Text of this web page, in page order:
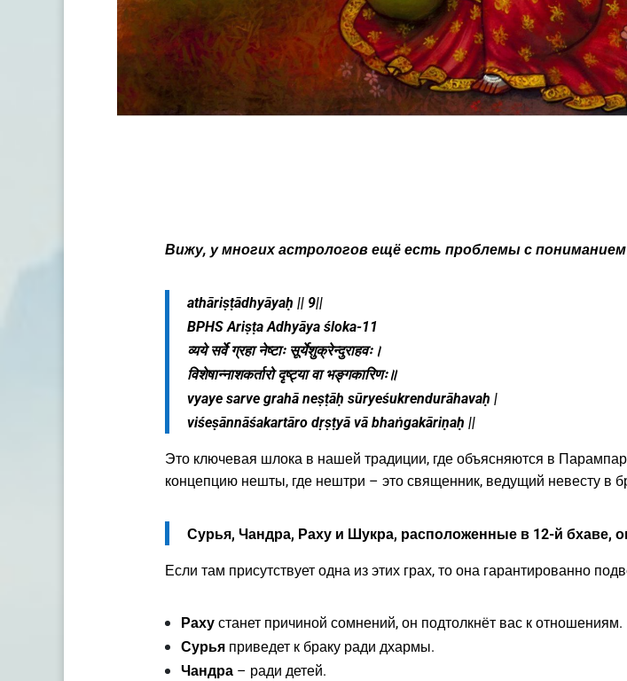
Вижу, у многих астрологов ещё есть проблемы с пониманием
athāriṣṭādhyāyaḥ || 9||
BPHS Ariṣṭa Adhyāya śloka-11
व्यये सर्वे ग्रहा नेष्टाः सूर्येशुक्रेन्दुराहवः।
विशेषान्नाशकर्तारो दृष्ट्या वा भङ्गकारिणः॥
vyaye sarve grahā neṣṭāḥ sūryeśukrendurāhavaḥ |
viśeṣānnāśakartāro dṛṣṭyā vā bhaṅgakāriṇaḥ ||
Это ключевая шлока в нашей традиции, где объясняются в
концепцию нешты, где нештри – это священник, ведущий невесту в
Сурья, Чандра, Раху и Шукра, расположенные в 12-й бхаве,
Если там присутствует одна из этих грах, то она гарантированно
Раху станет причиной сомнений, он подтолкнёт вас к отношениям.
Сурья приведет к браку ради дхармы.
Чандра – ради детей.